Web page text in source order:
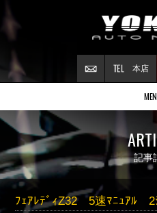
本店
Stock list
在庫情報
Contract
ご成約情報
About NSX
NSXについて
記事
ﾌｪｱﾚﾃﾞｨZ32 5速ﾏﾆｭｱﾙ